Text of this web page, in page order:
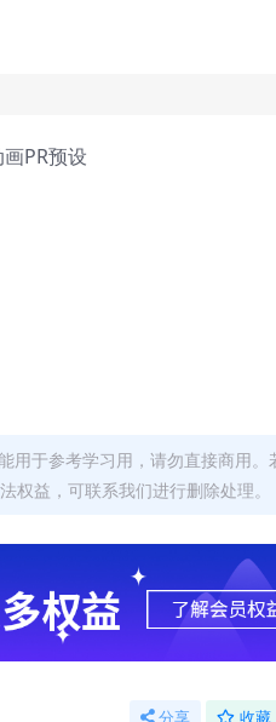
PR预设
用于参考学习用，请勿直接商用。
权益，可联系我们进行删除处理。
分享 收藏